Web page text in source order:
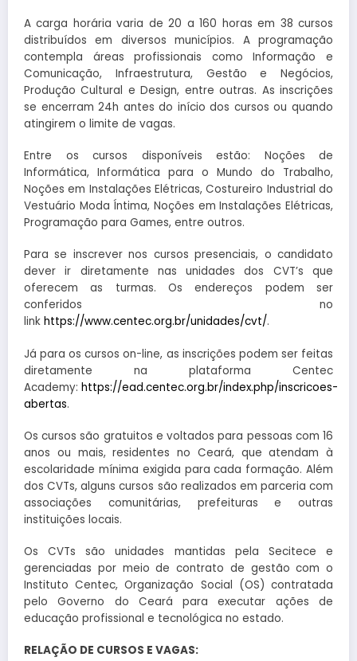
A carga horária varia de 20 a 160 horas em 38 cursos
distribuídos em diversos municípios. A programação
contempla áreas profissionais como Informação e
Comunicação, Infraestrutura, Gestão e Negócios,
Produção Cultural e Design, entre outras. As inscrições
se encerram 24h antes do início dos cursos ou quando
atingirem o limite de vagas.
Entre os cursos disponíveis estão: Noções de
Informática, Informática para o Mundo do Trabalho,
Noções em Instalações Elétricas, Costureiro Industrial do
Vestuário Moda Íntima, Noções em Instalações Elétricas,
Programação para Games, entre outros.
Para se inscrever nos cursos presenciais, o candidato
dever ir diretamente nas unidades dos CVT’s que
oferecem as turmas. Os endereços podem ser
conferidos no
link https://www.centec.org.br/unidades/cvt/.
Já para os cursos on-line, as inscrições podem ser feitas
diretamente na plataforma Centec
Academy: https://ead.centec.org.br/index.php/inscricoes-
abertas.
Os cursos são gratuitos e voltados para pessoas com 16
anos ou mais, residentes no Ceará, que atendam à
escolaridade mínima exigida para cada formação. Além
dos CVTs, alguns cursos são realizados em parceria com
associações comunitárias, prefeituras e outras
instituições locais.
Os CVTs são unidades mantidas pela Secitece e
gerenciadas por meio de contrato de gestão com o
Instituto Centec, Organização Social (OS) contratada
pelo Governo do Ceará para executar ações de
educação profissional e tecnológica no estado.
RELAÇÃO DE CURSOS E VAGAS: